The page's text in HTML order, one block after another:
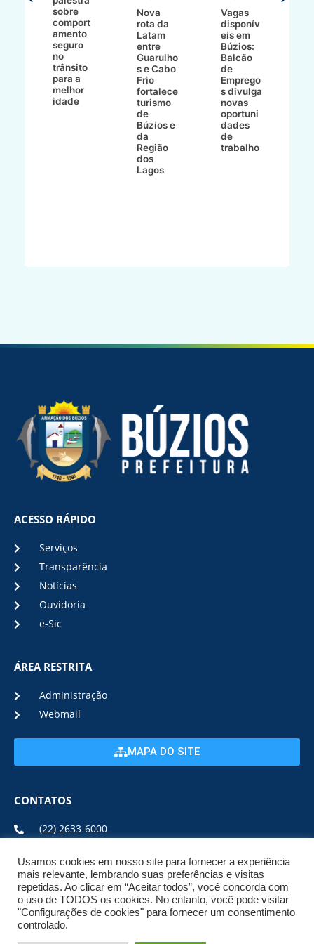
sobre
comport
amento
seguro
no
trânsito
para a
melhor
idade
Nova
rota da
Latam
entre
Guarulho
s e Cabo
Frio
fortalece
turismo
de
Búzios e
da
Região
dos
Lagos
Vagas
disponív
eis em
Búzios:
Balcão
de
Emprego
s divulga
novas
oportuni
dades
de
trabalho
ACESSO RÁPIDO
Serviços
Transparência
Notícias
Ouvidoria
e-Sic
ÁREA RESTRITA
Administração
Webmail
MAPA DO SITE
CONTATOS
(22) 2633-6000
ENDEREÇO E HORÁRIO
ESTRADA DA USINA, Nº 600 CENTRO, CEP: 28950-000
DE SEGUNDA A SEXTA DE 08:00 ÀS 17:00
Usamos cookies em nosso site para fornecer a experiência
mais relevante, lembrando suas preferências e visitas
repetidas. Ao clicar em “Aceitar todos”, você concorda com
o uso de TODOS os cookies. No entanto, você pode visitar
"Configurações de cookies" para fornecer um consentimento
controlado.